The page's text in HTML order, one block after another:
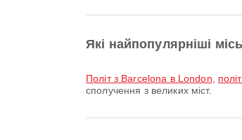
Які найпопулярніші
політ з Barcelona в London
сполучення з великих міст.